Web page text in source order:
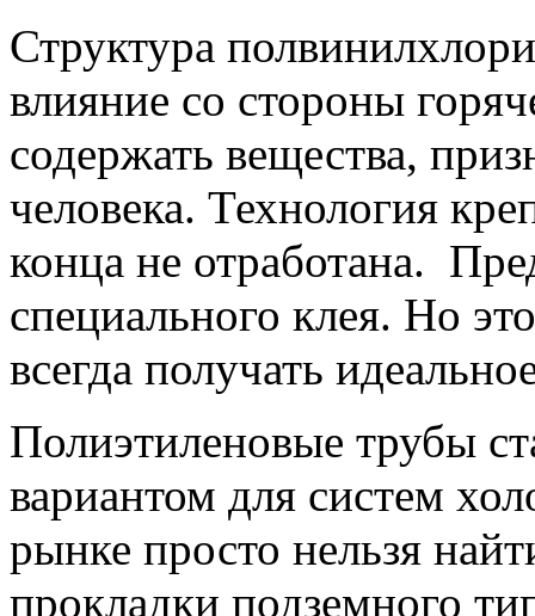
Структура
влияние со стороны
содержать вещества,
человека. Технология
конца не отработана.
специального клея. Но
всегда получать
Полиэтиленовые трубы
вариантом для систем
рынке просто нельзя
прокладки подземного